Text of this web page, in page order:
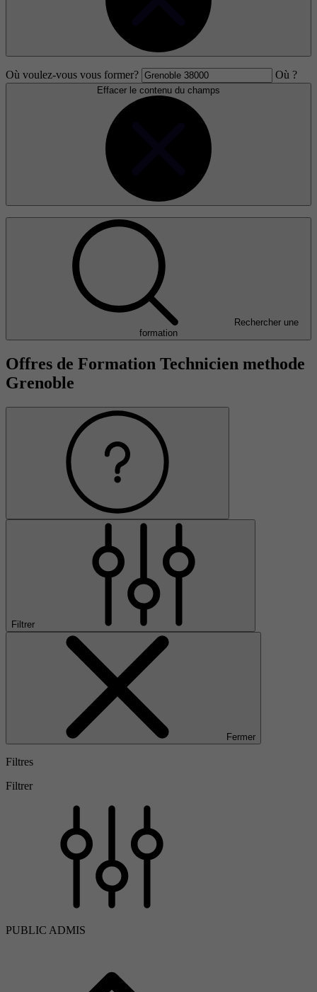
Où voulez-vous vous former? Où ?
Effacer le contenu du champs
Rechercher une
formation
Offres de Formation Technicien methode
Grenoble
Filtrer
Fermer
Filtres
Filtrer
PUBLIC ADMIS